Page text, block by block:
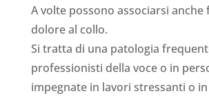
A volte possono associarsi anche
dolore al collo.
Si tratta di una patologia
professionisti della voce o in
impegnate in lavori stressanti o